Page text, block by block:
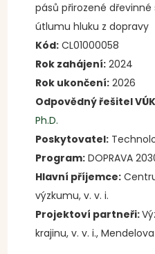
pásů přirozené
útlumu hluku z dopravy
Kód: CL01000058
Rok zahájení: 2024
Rok ukončení: 2026
Odpovědný řešitel
Ph.D.
Poskytovatel:
Program: DOPRAVA
Hlavní příjemce:
výzkumu, v. v. i.
Projektoví partneři:
krajinu, v. v. i.,